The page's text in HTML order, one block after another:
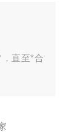
，直至*合